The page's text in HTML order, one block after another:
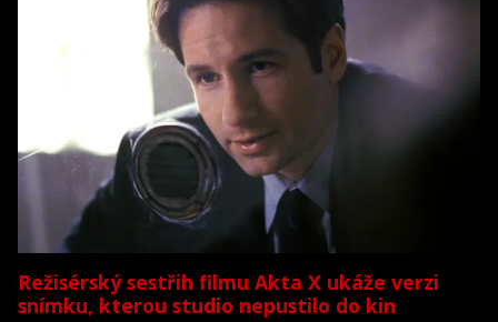
novodobých dějin.
Režisérský sestřih filmu Akta X ukáže verzi
snímku, kterou studio nepustilo do kin